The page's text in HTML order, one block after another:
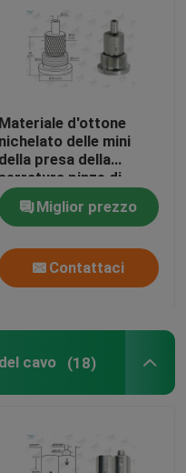
Materiale d'ottone
nichelato delle mini
della presa della
serratura pinze di
presa del cavo con una
Miglior prezzo
Contattaci
cavo (18)